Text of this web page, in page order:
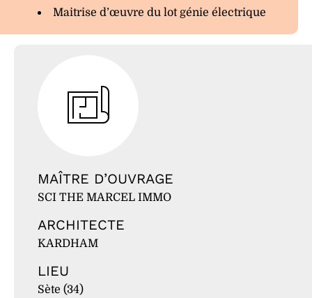
Maitrise d’œuvre du lot génie électrique
MAÎTRE D’OUVRAGE
SCI THE MARCEL IMMO
ARCHITECTE
KARDHAM
LIEU
Sète (34)